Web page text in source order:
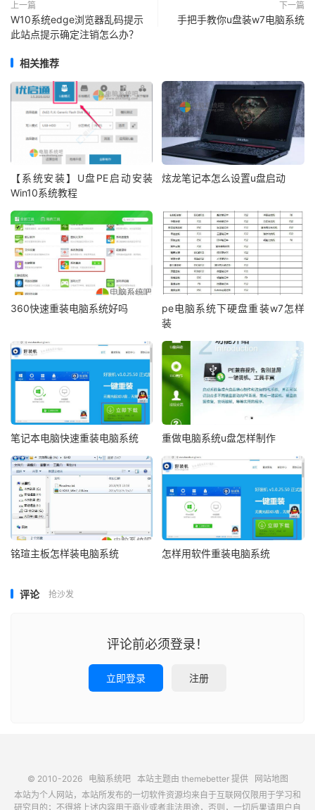
上一篇
W10系统edge浏览器乱码提示
此站点提示确定注销怎么办？
下一篇
手把手教你u盘装w7电脑系统
相关推荐
【系统安装】U盘PE启动安装
Win10系统教程
炫龙笔记本怎么设置u盘启动
360快速重装电脑系统好吗
pe电脑系统下硬盘重装w7怎样
装
笔记本电脑快速重装电脑系统 重做电脑系统u盘怎样制作
铭瑄主板怎样装电脑系统 怎样用软件重装电脑系统
评论 抢沙发
评论前必须登录！
立即登录 注册
© 2010-2026 电脑系统吧本站主题由 themebetter提供
网站地图
本站为个人网站，本站所发布的一切软件资源均来自于互联网仅限用于学习和
研究目的；不得将上述内容用于商业或者非法用途，否则，一切后果请用户自